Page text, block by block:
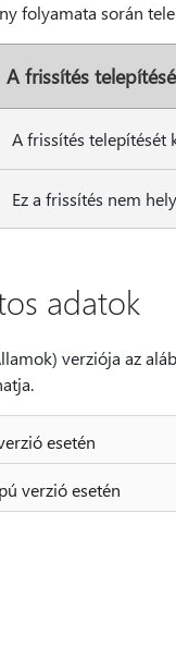
folyamata során
A frissítés
A frissítés telepítését
Ez a frissítés nem
adatok
verziója az
esetén
verzió esetén